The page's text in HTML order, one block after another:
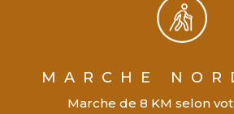
MARCHE
Marche de 8 KM selon